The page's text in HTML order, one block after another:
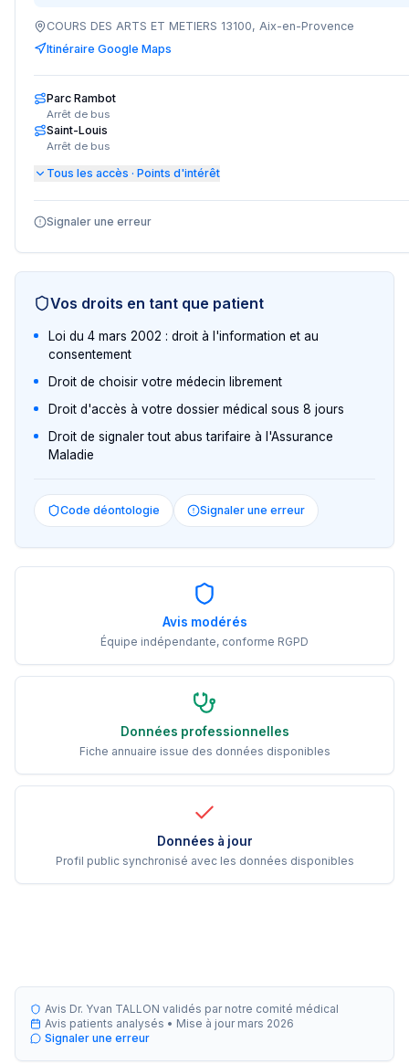
COURS DES ARTS ET METIERS 13100, Aix-en-Provence
Itinéraire Google Maps
Parc Rambot
Arrêt de bus
Saint-Louis
Arrêt de bus
Tous les accès · Points d'intérêt
Signaler une erreur
Vos droits en tant que patient
Loi du 4 mars 2002 : droit à l'information et au
consentement
Droit de choisir votre médecin librement
Droit d'accès à votre dossier médical sous 8 jours
Droit de signaler tout abus tarifaire à l'Assurance
Maladie
Code déontologie Signaler une erreur
Avis modérés
Équipe indépendante, conforme RGPD
Données professionnelles
Fiche annuaire issue des données disponibles
Données à jour
Profil public synchronisé avec les données disponibles
Avis Dr. Yvan TALLON validés par notre comité médical
Avis patients analysés • Mise à jour mars 2026
Signaler une erreur